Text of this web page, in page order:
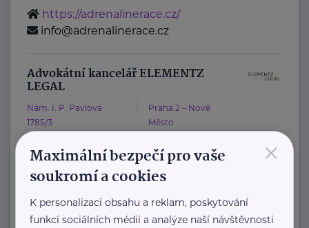
https://adrenalinerace.cz/
info@adrenalinerace.cz
Advokátní kancelář ELEMENTZ
LEGAL
Nám. I. P. Pavlova
1785/3
Praha 2 – Nové
Město
Advokátní kancelář ELEMENTZ LEGAL
sdružuje tři advokáty s odlišnými
specializacemi tak, aby se vzájemně ...
×
Maximální bezpečí pro vaše
soukromí a cookies
K personalizaci obsahu a reklam, poskytování
funkcí sociálních médií a analýze naší návštěvnosti